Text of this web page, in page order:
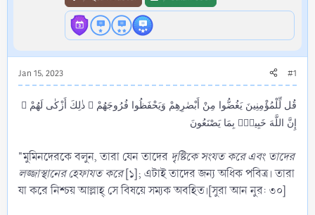
Jan 15, 2023 #1
قُل لِّلْمُؤْمِنِينَ يَغُضُّوا مِنْ أَبْصٰرِهِمْ وَيَحْفَظُوا فُرُوجَهُمْ ۚ ذٰلِكَ أَزْكٰى لَهُمْ ۗ
إِنَّ اللَّهَ خَبِيرٌۢ بِمَا يَصْنَعُونَ
"মুমিনদেরকে বলুন, তারা যেন তাদের দৃষ্টিকে সংযত করে এবং তাদের
লজ্জাস্থানের হেফাযত করে[১]; এটাই তাদের জন্য অধিক পবিত্র। তারা
যা করে নিশ্চয় আল্লাহ্‌ সে বিষয়ে সম্যক অবহিত।[সুরা আন নুর: ৩০]